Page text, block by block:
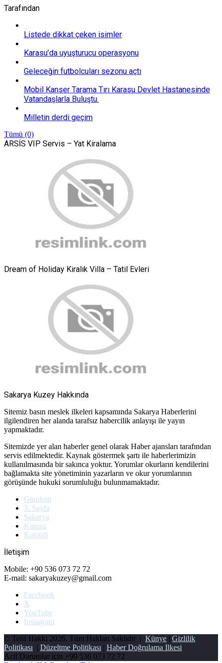
Tarafından
Listede dikkat çeken isimler
Karasu’da uyuşturucu operasyonu
Geleceğin futbolcuları sezonu açtı
Mobil Kanser Tarama Tırı Karasu Devlet Hastanesinde
Vatandaşlarla Buluştu.
Milletin derdi geçim
Tümü (0)
ARSİS VIP Servis – Yat Kiralama
Dream of Holiday Kiralık Villa – Tatil Evleri
Sakarya Kuzey Hakkında
Sitemiz basın meslek ilkeleri kapsamında Sakarya Haberlerini
ilgilendiren her alanda tarafsız habercilik anlayışı ile yayın
yapmaktadır.
Sitemizde yer alan haberler genel olarak Haber ajansları tarafından
servis edilmektedir. Kaynak göstermek şartı ile haberlerimizin
kullanılmasında bir sakınca yoktur. Yorumlar okurların kendilerini
bağlamakta site yönetiminin yazarların ve okur yorumlarının
görüşünde hukuki sorumluluğu bulunmamaktadır.
Gündem
3. Sayfa
Sakarya
Karasu
Kocaali
İletişim
Mobile: +90 536 073 72 72
E-mail: sakaryakuzey@gmail.com
Facebook
X
YouTube
Instagram
© Telif Hakkı 2026, Tüm Hakları Saklıdır | Künye | Gizlilik
Politikası | Düzeltme Politikası | Haber Doğrulama Ilkesi
Acil Durumlar için +90 536 073 72 72